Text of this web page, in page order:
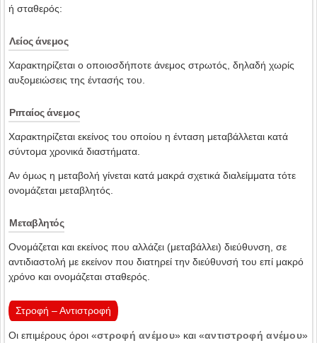
ή σταθερός:
Λείος άνεμος
Χαρακτηρίζεται ο οποιοσδήποτε άνεμος στρωτός, δηλαδή χωρίς
αυξομειώσεις της έντασής του.
Ριπαίος άνεμος
Χαρακτηρίζεται εκείνος του οποίου η ένταση μεταβάλλεται κατά
σύντομα χρονικά διαστήματα.
Αν όμως η μεταβολή γίνεται κατά μακρά σχετικά διαλείμματα τότε
ονομάζεται μεταβλητός.
Μεταβλητός
Ονομάζεται και εκείνος που αλλάζει (μεταβάλλει) διεύθυνση, σε
αντιδιαστολή με εκείνον που διατηρεί την διεύθυνσή του επί μακρό
χρόνο και ονομάζεται σταθερός.
Στροφή – Αντιστροφή
Οι επιμέρους όροι «στροφή ανέμου» και «αντιστροφή ανέμου»